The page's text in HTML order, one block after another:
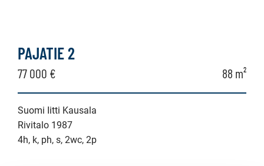
rivitalo,
paritalo,
puutalo-
osake
PAJATIE 2
77 000 € 88 m²
Suomi Iitti Kausala
Rivitalo 1987
4h, k, ph, s, 2wc, 2p